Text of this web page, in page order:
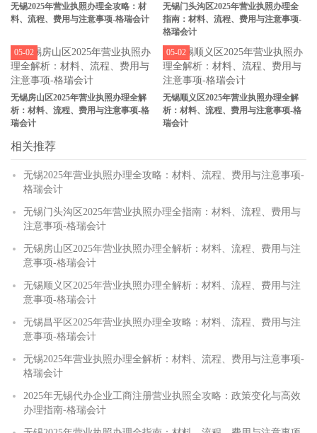
无锡2025年营业执照办理全攻略：材
料、流程、费用与注意事项-格瑞会计
无锡门头沟区2025年营业执照办理全
指南：材料、流程、费用与注意事项-
格瑞会计
无锡房山区2025年营业执照办理全解
析：材料、流程、费用与注意事项-格
瑞会计
05-02
无锡顺义区2025年营业执照办理全解
析：材料、流程、费用与注意事项-格
瑞会计
05-02
相关推荐
无锡2025年营业执照办理全攻略：材料、流程、费用与注意事项-
格瑞会计
无锡门头沟区2025年营业执照办理全指南：材料、流程、费用与
注意事项-格瑞会计
无锡房山区2025年营业执照办理全解析：材料、流程、费用与注
意事项-格瑞会计
无锡顺义区2025年营业执照办理全解析：材料、流程、费用与注
意事项-格瑞会计
无锡昌平区2025年营业执照办理全攻略：材料、流程、费用与注
意事项-格瑞会计
无锡2025年营业执照办理全解析：材料、流程、费用与注意事项-
格瑞会计
2025年无锡代办企业工商注册营业执照全攻略：政策变化与高效
办理指南-格瑞会计